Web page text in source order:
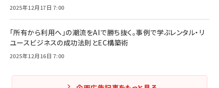
2025年12月17日 7:00
「所有から利用へ」の潮流をAIで勝ち抜く。事例で学ぶレンタル・リ
ユースビジネスの成功法則とEC構築術
2025年12月16日 7:00